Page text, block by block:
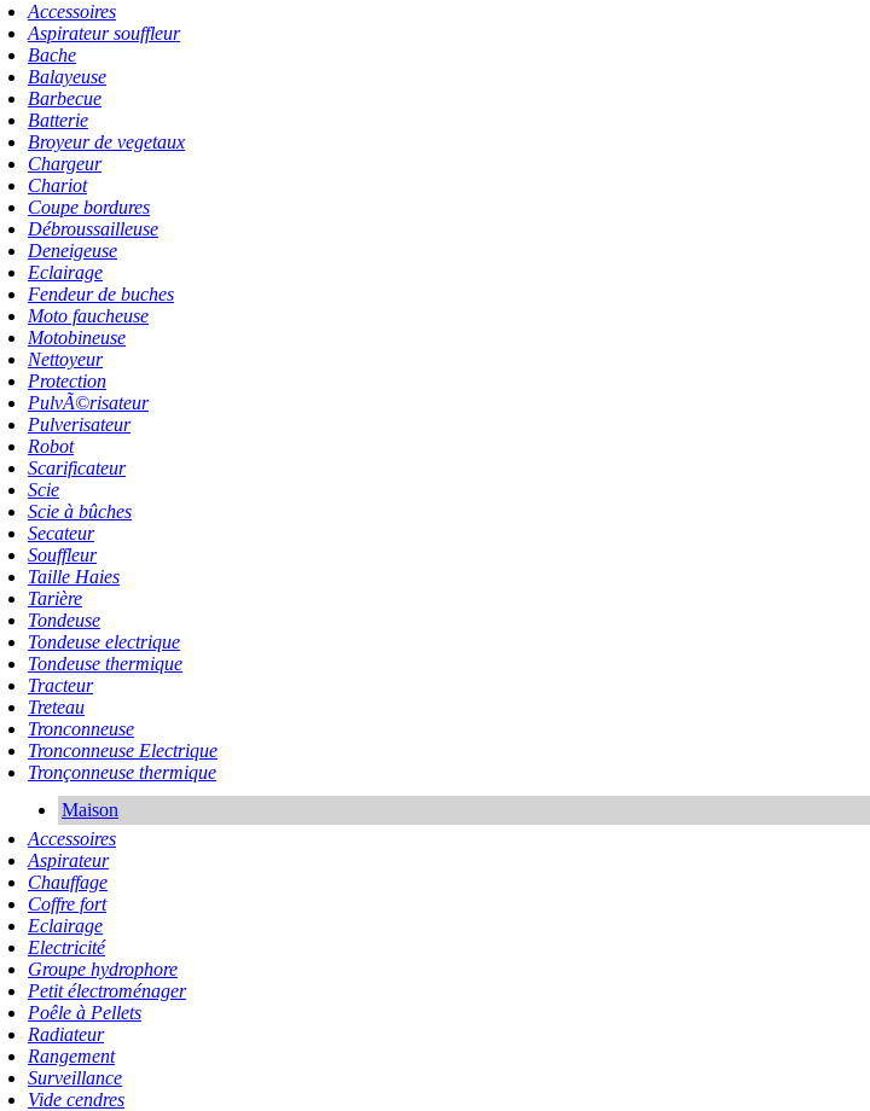
Accessoires
Aspirateur souffleur
Bache
Balayeuse
Barbecue
Batterie
Broyeur de vegetaux
Chargeur
Chariot
Coupe bordures
Débroussailleuse
Deneigeuse
Eclairage
Fendeur de buches
Moto faucheuse
Motobineuse
Nettoyeur
Protection
PulvÃ©risateur
Pulverisateur
Robot
Scarificateur
Scie
Scie à bûches
Secateur
Souffleur
Taille Haies
Tarière
Tondeuse
Tondeuse electrique
Tondeuse thermique
Tracteur
Treteau
Tronconneuse
Tronconneuse Electrique
Tronçonneuse thermique
Maison
Accessoires
Aspirateur
Chauffage
Coffre fort
Eclairage
Electricité
Groupe hydrophore
Petit électroménager
Poêle à Pellets
Radiateur
Rangement
Surveillance
Vide cendres